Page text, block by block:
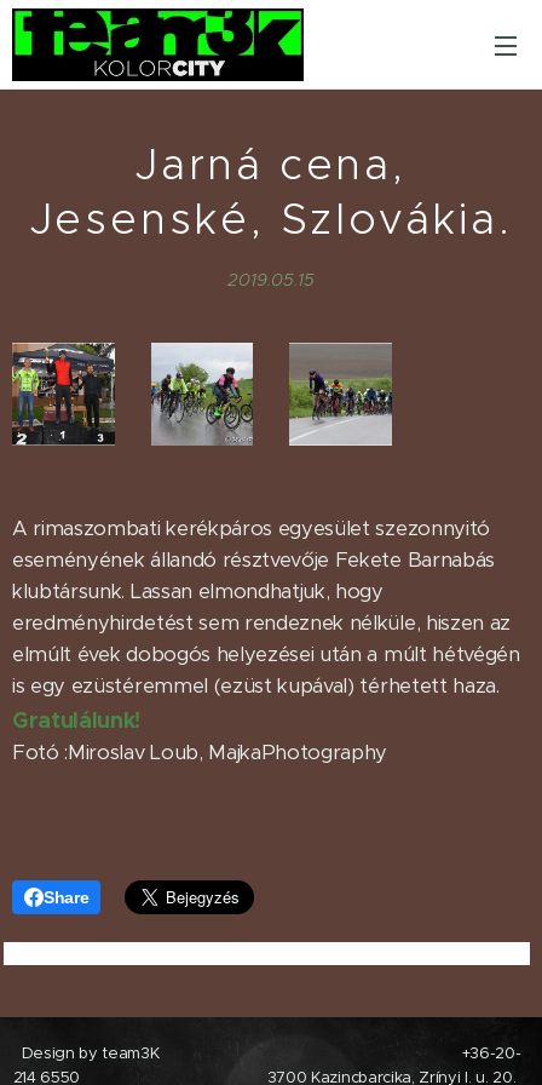
Jarná cena,
Jesenské, Szlovákia.
2019.05.15
A rimaszombati kerékpáros egyesület szezonnyitó
eseményének állandó résztvevője Fekete Barnabás
klubtársunk. Lassan elmondhatjuk, hogy
eredményhirdetést sem rendeznek nélküle, hiszen az
elmúlt évek dobogós helyezései után a múlt hétvégén
is egy ezüstéremmel (ezüst kupával) térhetett haza.
Gratulálunk!
Fotó :Miroslav Loub, MajkaPhotography
Share
Design by team3K +36-20-
214 6550 3700 Kazincbarcika, Zrínyi I. u. 20.